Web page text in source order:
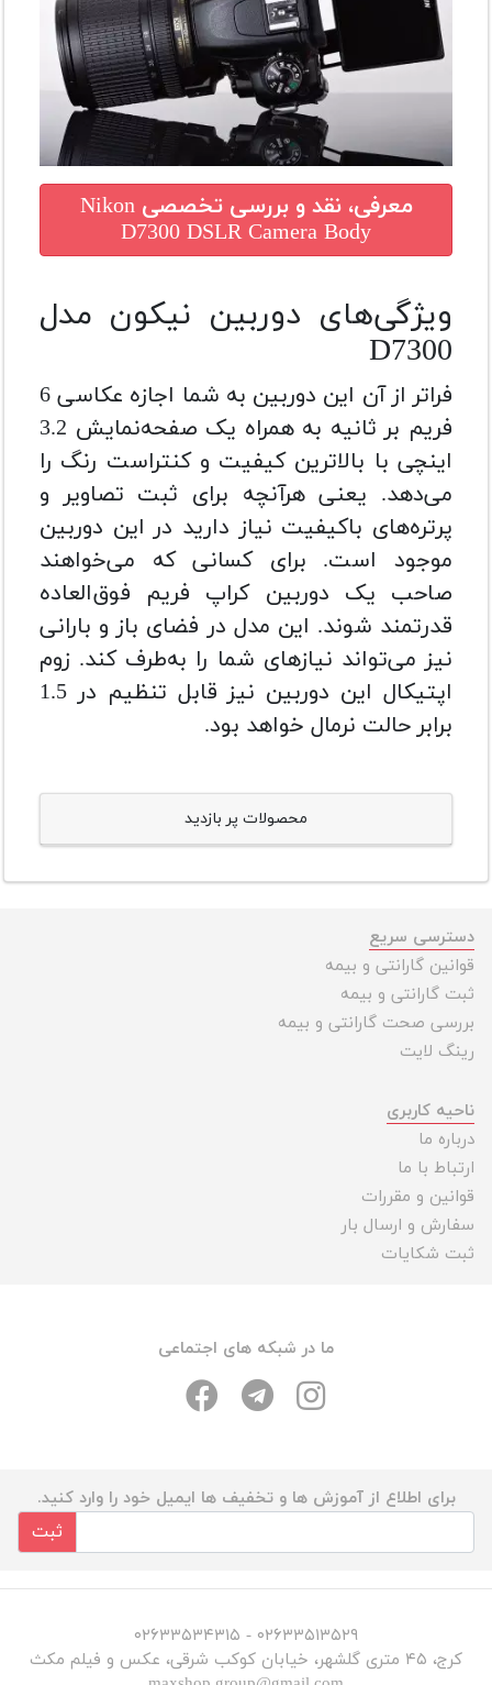
معرفی، نقد و بررسی تخصصیNikon
D7300 DSLR Camera Body
ویژگی‌های دوربین نیکون مدل
D7300
فراتر از آن این دوربین به شما اجازه عکاسی 6
فریم بر ثانیه به همراه یک صفحه‌نمایش 3.2
اینچی با بالاترین کیفیت و کنتراست رنگ را
می‌دهد. یعنی هرآنچه برای ثبت تصاویر و
پرتره‌های باکیفیت نیاز دارید در این دوربین
موجود است. برای کسانی که می‌خواهند
صاحب یک دوربین کراپ فریم فوق‌العاده
قدرتمند شوند. این مدل در فضای باز و بارانی
نیز می‌تواند نیازهای شما را به‌طرف کند. زوم
اپتیکال این دوربین نیز قابل تنظیم در 1.5
برابر حالت نرمال خواهد بود.
محصولات پر بازدید
دسترسی سریع
قوانین گارانتی و بیمه
ثبت گارانتی و بیمه
بررسی صحت گارانتی و بیمه
رینگ لایت
ناحیه کاربری
درباره ما
ارتباط با ما
قوانین و مقررات
سفارش و ارسال بار
ثبت شکایات
ما در شبکه های اجتماعی
برای اطلاع از آموزش ها و تخفیف ها ایمیل خود را وارد کنید.
ثبت
۰۲۶۳۳۵۱۳۵۲۹ - ۰۲۶۳۳۵۳۴۳۱۵
کرج، ۴۵ متری گلشهر، خیابان کوکب شرقی، عکس و فیلم مکث